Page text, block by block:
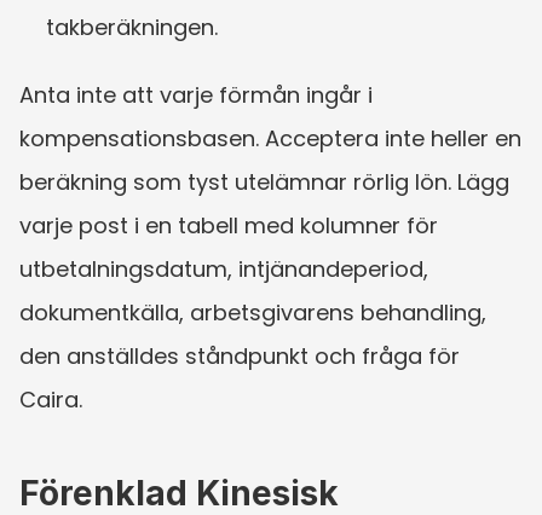
takberäkningen.
Anta inte att varje förmån ingår i
kompensationsbasen. Acceptera inte heller en
beräkning som tyst utelämnar rörlig lön. Lägg
varje post i en tabell med kolumner för
utbetalningsdatum, intjänandeperiod,
dokumentkälla, arbetsgivarens behandling,
den anställdes ståndpunkt och fråga för
Caira.
Förenklad Kinesisk